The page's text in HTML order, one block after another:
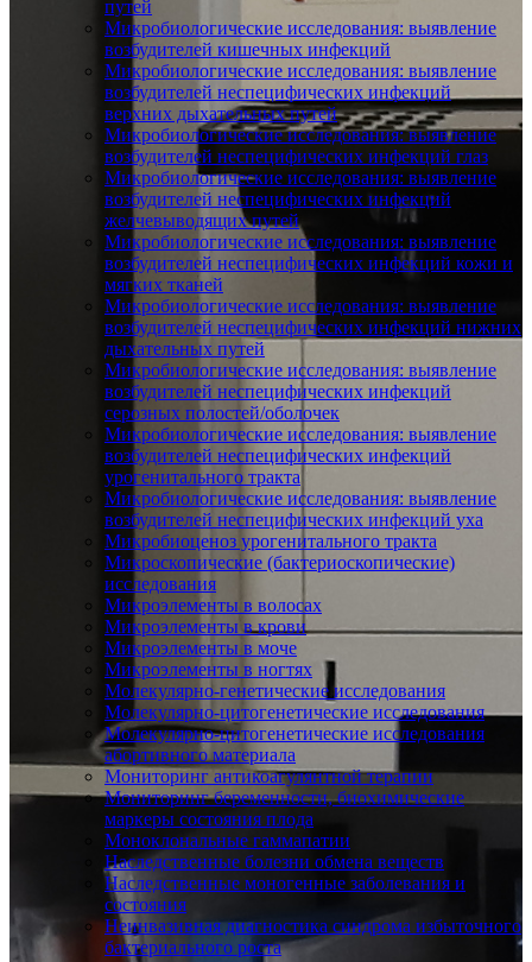
путей
Микробиологические исследования: выявление
возбудителей кишечных инфекций
Микробиологические исследования: выявление
возбудителей неспецифических инфекций
верхних дыхательных путей
Микробиологические исследования: выявление
возбудителей неспецифических инфекций глаз
Микробиологические исследования: выявление
возбудителей неспецифических инфекций
желчевыводящих путей
Микробиологические исследования: выявление
возбудителей неспецифических инфекций кожи и
мягких тканей
Микробиологические исследования: выявление
возбудителей неспецифических инфекций нижних
дыхательных путей
Микробиологические исследования: выявление
возбудителей неспецифических инфекций
серозных полостей/оболочек
Микробиологические исследования: выявление
возбудителей неспецифических инфекций
урогенитального тракта
Микробиологические исследования: выявление
возбудителей неспецифических инфекций уха
Микробиоценоз урогенитального тракта
Микроскопические (бактериоскопические)
исследования
Микроэлементы в волосах
Микроэлементы в крови
Микроэлементы в моче
Микроэлементы в ногтях
Молекулярно-генетические исследования
Молекулярно-цитогенетические исследования
Молекулярно-цитогенетические исследования
абортивного материала
Мониторинг антикоагулянтной терапии
Мониторинг беременности, биохимические
маркеры состояния плода
Моноклональные гаммапатии
Наследственные болезни обмена веществ
Наследственные моногенные заболевания и
состояния
Неинвазивная диагностика синдрома избыточного
бактериального роста